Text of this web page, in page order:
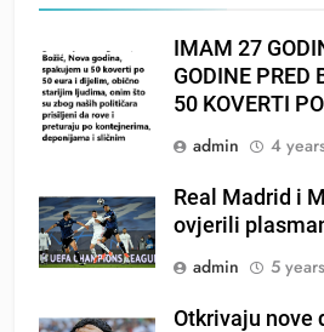
IMAM 27
GODINE PRED
50 KOVERTI
admin
4
Real Madrid i
ovjerili
admin
5
Otkrivaju nove